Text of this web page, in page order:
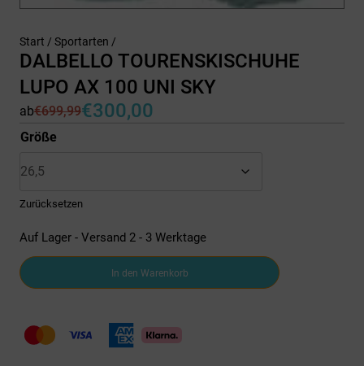
Start / Sportarten /
DALBELLO TOURENSKISCHUHE
LUPO AX 100 UNI SKY
ab€699,99
Ursprünglicher
Preis
war:
€300,00
Aktueller
Preis
ist:
Größe
Zurücksetzen
Auf Lager - Versand 2 - 3 Werktage
DALBELLO
TOURENSKISCHUHE
LUPO
UNI
SKY
In den Warenkorb